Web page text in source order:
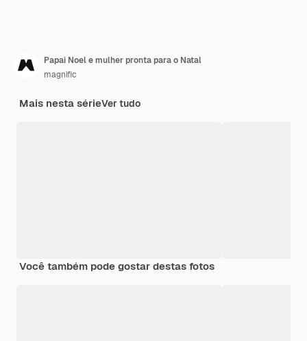
Papai Noel e mulher pronta para o Natal
magnific
Mais nesta sérieVer tudo
Você também pode gostar destas fotos